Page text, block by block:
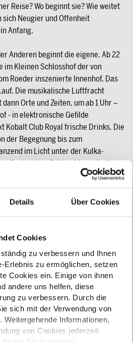
Details Über Cookies
Cookies
zu verbessern und Ihnen
Erlebnis zu ermöglichen, setzen
Cookies ein. Einige von ihnen
andere uns helfen, diese
zu verbessern. Durch die
sich mit der Verwendung von
Informationen,
von Cookies jederzeit
Reise? Wo beginnt sie? Wie weitet
sich Neugier und Offenheit
Anfang.
Anderen beginnt die eigene. Ab 22
Kleinen Schlosshof der von
Roeder inszenierte Innenhof. Das
Die musikalische Luftfracht
Orte und Zeiten, um ab 1 Uhr –
- in elektronische Gefilde
Kobalt Club Royal frische Drinks. Die
der Begegnung bis zum
im Licht unter der Kulka-
unter dem Schlosshimmel mit
ihre Blicke funkeln lassen,
Nacht genießen: Auf
work artimResidenzschloss
Audienzgemächer und
Kupferstich-KabinettsFerne, so
und ihre Reisen